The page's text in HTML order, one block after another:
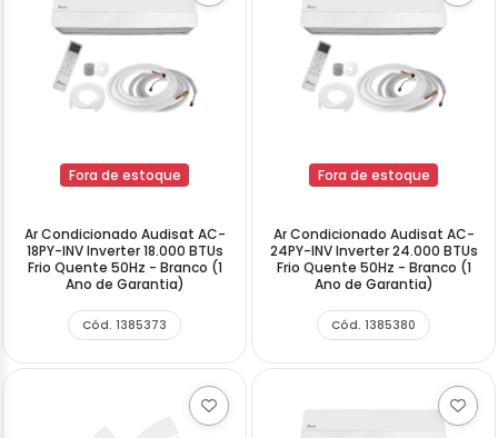
Fora de estoque
Ar Condicionado Audisat AC-
18PY-INV Inverter 18.000 BTUs
Frio Quente 50Hz - Branco (1
Ano de Garantia)
Cód. 1385373
Fora de estoque
Ar Condicionado Audisat AC-
24PY-INV Inverter 24.000 BTUs
Frio Quente 50Hz - Branco (1
Ano de Garantia)
Cód. 1385380